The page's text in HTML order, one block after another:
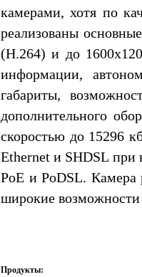
камерами, хотя по
реализованы
(H.264) и до
информации,
габариты,
дополнительного
скоростью до 15296
Ethernet и SHDSL при
PoE и PoDSL. Камера
широкие возможности
Продукты: